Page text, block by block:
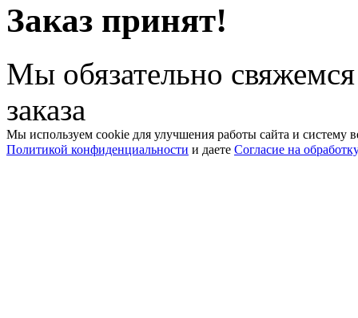
Заказ принят!
Мы обязательно
заказа
Мы используем cookie для улучшения работы сайта и систему
Политикой конфиденциальности и даете Согласие на